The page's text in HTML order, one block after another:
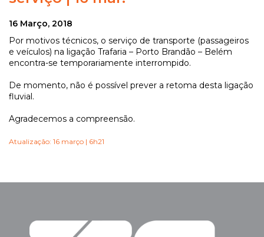
16 Março, 2018
Por motivos técnicos, o serviço de transporte (passageiros
e veículos) na ligação Trafaria – Porto Brandão – Belém
encontra-se temporariamente interrompido.
De momento, não é possível prever a retoma desta ligação
fluvial.
Agradecemos a compreensão.
Atualização: 16 março | 6h21